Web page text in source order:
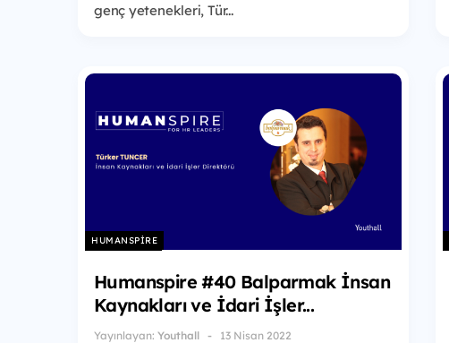
genç yetenekleri, Tür...
HUMANSPIRE
Humanspire #40 Balparmak İnsan
Kaynakları ve İdari İşler...
Yayınlayan: Youthall 13 Nisan 2022